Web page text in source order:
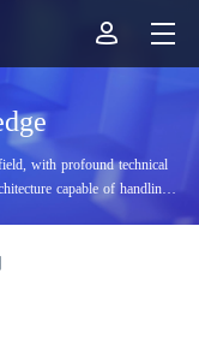
with profound technical
capable of handling
concurrency accesses.